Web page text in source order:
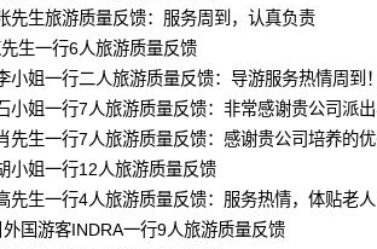
先生旅游质量反馈：服务周到，认真负责
生一行6人旅游质量反馈
小姐一行二人旅游质量反馈：导游服务热情周到
小姐一行7人旅游质量反馈：非常感谢贵公司派
先生一行7人旅游质量反馈：感谢贵公司培养的
小姐一行12人旅游质量反馈
先生一行4人旅游质量反馈：服务热情，体贴老
国游客INDRA一行9人旅游质量反馈